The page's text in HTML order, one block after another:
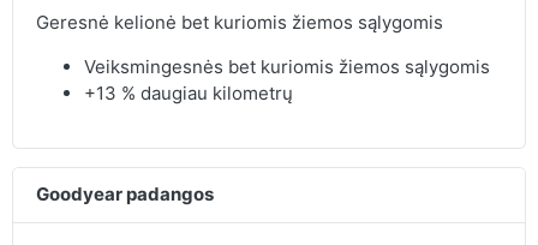
Geresnė kelionė bet kuriomis žiemos sąlygomis
Veiksmingesnės bet kuriomis žiemos sąlygomis
+13 % daugiau kilometrų
Goodyear padangos